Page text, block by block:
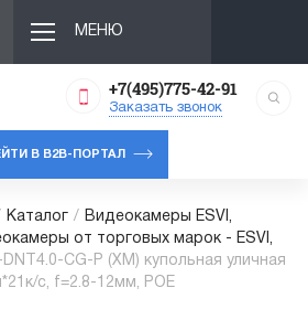
МЕНЮ
+7(495)775-42-91
Заказать звонок
В B2B-ПОРТАЛ
Каталог /
Видеокамеры ESVI,
от торговых марок - ESVI,
DNT4.0-CG-P (XM) купольная уличная
с, f=2.8-12мм, POE